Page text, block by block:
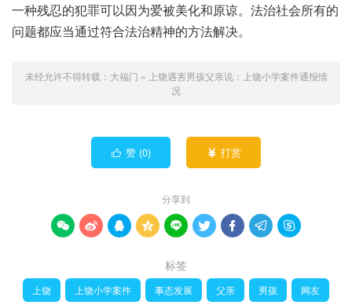
一种残忍的犯罪可以因为爱被美化和原谅。法治社会所有的
问题都应当通过符合法治精神的方法解决。
未经允许不得转载： 大福门 » 上饶遇害男孩父亲说：上饶小学案件通报情
况
 赞 (0)  打赏
分享到
        
标签
上饶 上饶小学案件 事态发展 父亲 男孩 网友